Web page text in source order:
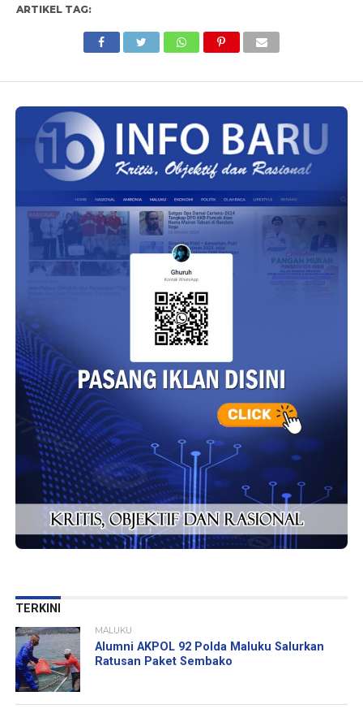
ARTIKEL TAG:
TERKINI
MALUKU
Alumni AKPOL 92 Polda Maluku Salurkan
Ratusan Paket Sembako